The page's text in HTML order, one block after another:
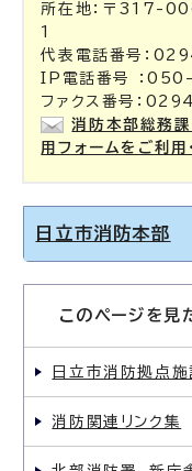
所在地：〒317-
1
代表電話番号：
IP電話番号 ：
ファクス番号：
消防本部総務課
用フォームをご利用
日立市消防本部
このページを見
日立市消防拠点施
消防関連リンク集